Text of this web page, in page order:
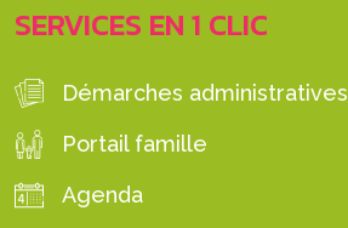
SERVICES EN 1 CLIC
Démarches administratives
Portail famille
Agenda